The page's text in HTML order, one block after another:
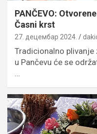
PANČEVO:
Časni krst
27. децембар 2024.
Tradicionalno
u Pančevu će se
…